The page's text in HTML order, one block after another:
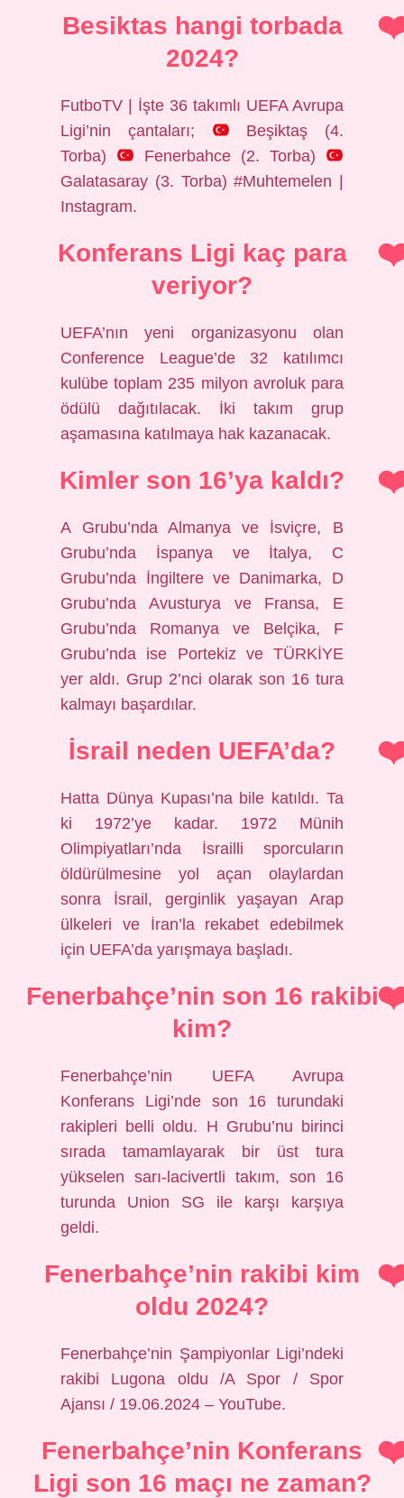
Besiktas hangi torbada
2024?
FutboTV | İşte 36 takımlı UEFA Avrupa
Ligi’nin çantaları;
Beşiktaş (4.
Torba)
Fenerbahce (2. Torba)
Galatasaray (3. Torba) #Muhtemelen |
Instagram.
Konferans Ligi kaç para
veriyor?
UEFA’nın yeni organizasyonu olan
Conference League’de 32 katılımcı
kulübe toplam 235 milyon avroluk para
ödülü dağıtılacak. İki takım grup
aşamasına katılmaya hak kazanacak.
Kimler son 16’ya kaldı?
A Grubu’nda Almanya ve İsviçre, B
Grubu’nda İspanya ve İtalya, C
Grubu’nda İngiltere ve Danimarka, D
Grubu’nda Avusturya ve Fransa, E
Grubu’nda Romanya ve Belçika, F
Grubu’nda ise Portekiz ve TÜRKİYE
yer aldı. Grup 2’nci olarak son 16 tura
kalmayı başardılar.
İsrail neden UEFA’da?
Hatta Dünya Kupası’na bile katıldı. Ta
ki 1972’ye kadar. 1972 Münih
Olimpiyatları’nda İsrailli sporcuların
öldürülmesine yol açan olaylardan
sonra İsrail, gerginlik yaşayan Arap
ülkeleri ve İran’la rekabet edebilmek
için UEFA’da yarışmaya başladı.
Fenerbahçe’nin son 16 rakibi
kim?
Fenerbahçe’nin UEFA Avrupa
Konferans Ligi’nde son 16 turundaki
rakipleri belli oldu. H Grubu’nu birinci
sırada tamamlayarak bir üst tura
yükselen sarı-lacivertli takım, son 16
turunda Union SG ile karşı karşıya
geldi.
Fenerbahçe’nin rakibi kim
oldu 2024?
Fenerbahçe’nin Şampiyonlar Ligi’ndeki
rakibi Lugona oldu /A Spor / Spor
Ajansı / 19.06.2024 – YouTube.
Fenerbahçe’nin Konferans
Ligi son 16 maçı ne zaman?